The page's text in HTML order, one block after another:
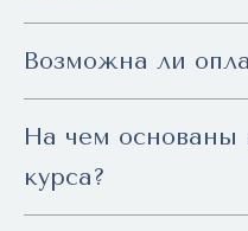
Возможна ли
На чем основаны
курса?